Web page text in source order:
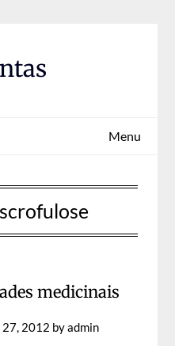
Menu
medicinais
27, 2012 byadmin